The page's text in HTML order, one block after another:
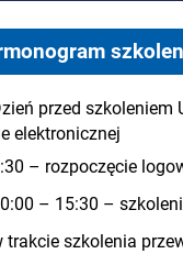
przed szkoleniem
elektronicznej
– rozpoczęcie
– 15:30 –
trakcie szkolenia